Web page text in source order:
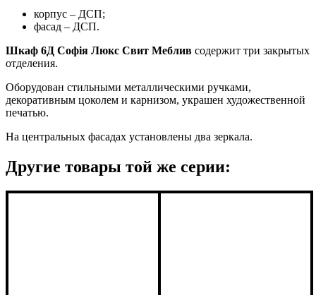
корпус – ДСП;
фасад – ДСП.
Шкаф 6Д Софія Люкс Свит Меблив содержит три закрытых
отделения.
Оборудован стильными металлическими ручками,
декоративным цоколем и карнизом, украшен художественной
печатью.
На центральных фасадах установлены два зеркала.
Другие товары той же серии: